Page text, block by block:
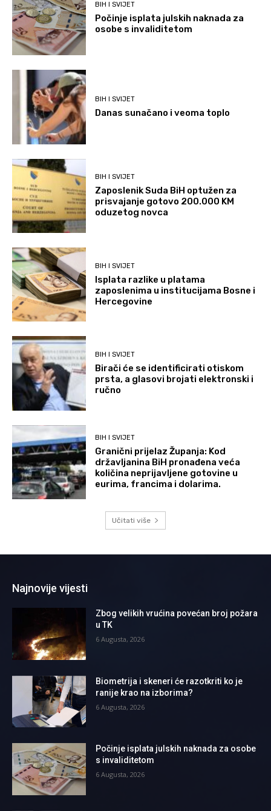
BIH I SVIJET
Počinje isplata julskih naknada za
osobe s invaliditetom
BIH I SVIJET
Danas sunačano i veoma toplo
BIH I SVIJET
Zaposlenik Suda BiH optužen za
prisvajanje gotovo 200.000 KM
oduzetog novca
BIH I SVIJET
Isplata razlike u platama
zaposlenima u institucijama Bosne i
Hercegovine
BIH I SVIJET
Birači će se identificirati otiskom
prsta, a glasovi brojati elektronski i
ručno
BIH I SVIJET
Granični prijelaz Županja: Kod
državljanina BiH pronađena veća
količina neprijavljene gotovine u
eurima, francima i dolarima.
Učitati više
Najnovije vijesti
Zbog velikih vrućina povećan broj požara
u TK
6 Augusta, 2026
Biometrija i skeneri će razotkriti ko je
ranije krao na izborima?
6 Augusta, 2026
Počinje isplata julskih naknada za osobe
s invaliditetom
6 Augusta, 2026